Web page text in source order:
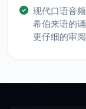
现代口语音
希伯来语的
更仔细的审阅